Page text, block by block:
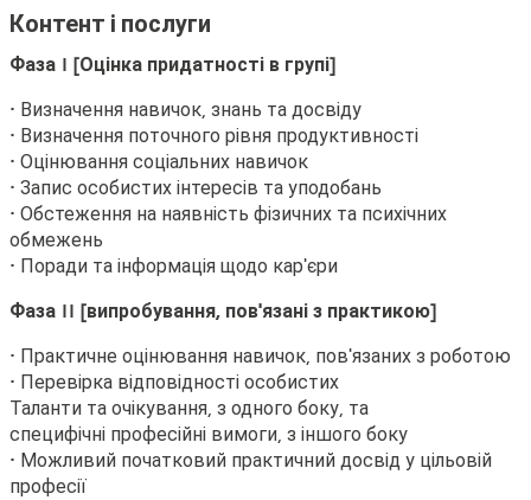
Контент і послуги
Фаза I [Оцінка придатності в групі]
• Визначення навичок, знань та досвіду
• Визначення поточного рівня продуктивності
• Оцінювання соціальних навичок
• Запис особистих інтересів та уподобань
• Обстеження на наявність фізичних та психічних
обмежень
• Поради та інформація щодо кар'єри
Фаза II [випробування, пов'язані з практикою]
• Практичне оцінювання навичок, пов'язаних з роботою
• Перевірка відповідності особистих
Таланти та очікування, з одного боку, та
специфічні професійні вимоги, з іншого боку
• Можливий початковий практичний досвід у цільовій
професії